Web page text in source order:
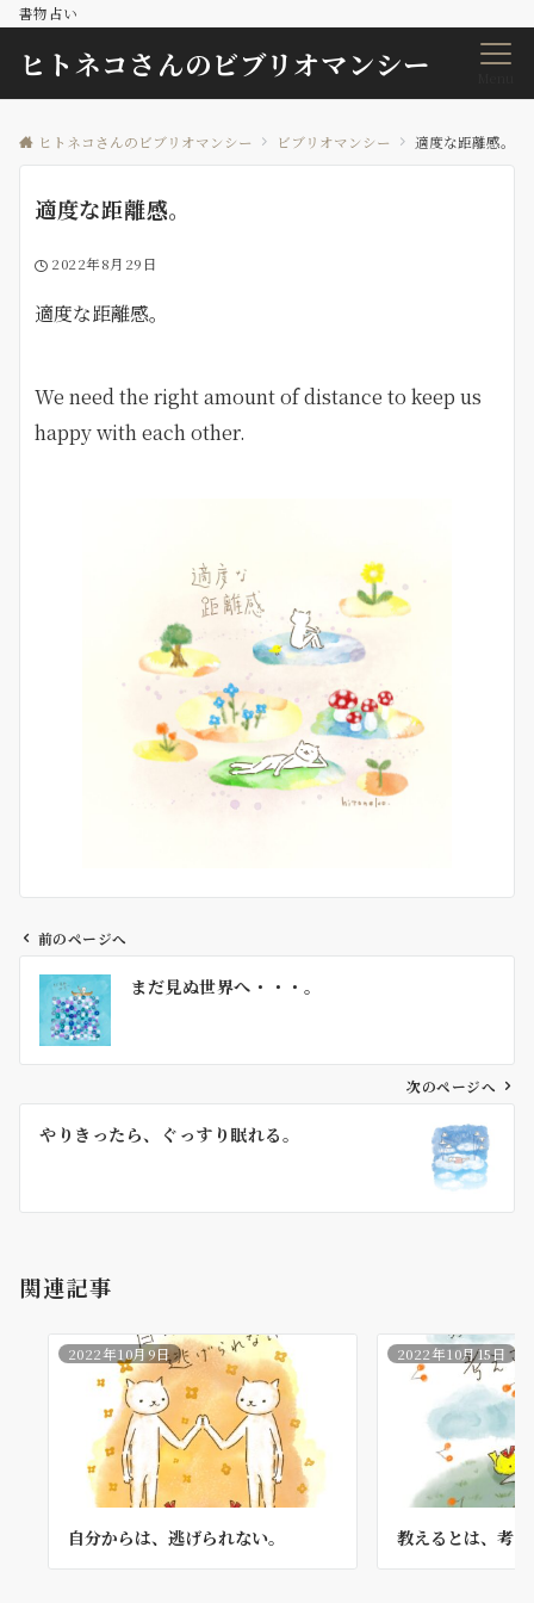
書物占い
ヒトネコさんのビブリオマンシー
ヒトネコさんのビブリオマンシー ビブリオマンシー 適度な距離感。
適度な距離感。
2022年8月29日
適度な距離感。
We need the right amount of distance to keep us
happy with each other.
ビ
ン
前のページへ
まだ見ぬ世界へ・・・。
次のページへ
やりきったら、ぐっすり眠れる。
関連記事
2022年10月9日
自分からは、逃げられない。
2022年10月15日
教えるとは、考